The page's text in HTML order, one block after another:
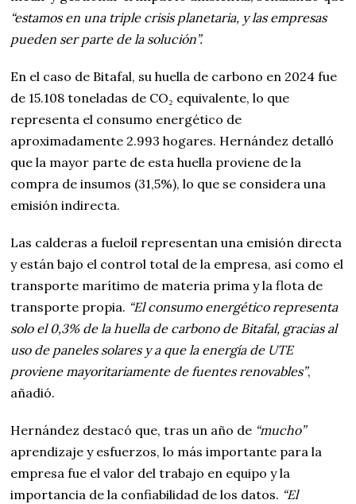
“estamos en una triple crisis planetaria, y las empresas
pueden ser parte de la solución”.
En el caso de Bitafal, su huella de carbono en 2024 fue
de 15.108 toneladas de CO₂ equivalente, lo que
representa el consumo energético de
aproximadamente 2.993 hogares. Hernández detalló
que la mayor parte de esta huella proviene de la
compra de insumos (31,5%), lo que se considera una
emisión indirecta.
Las calderas a fueloil representan una emisión directa
y están bajo el control total de la empresa, así como el
transporte marítimo de materia prima y la flota de
transporte propia. “El consumo energético representa
solo el 0,3% de la huella de carbono de Bitafal, gracias al
uso de paneles solares y a que la energía de UTE
proviene mayoritariamente de fuentes renovables”,
añadió.
Hernández destacó que, tras un año de “mucho”
aprendizaje y esfuerzos, lo más importante para la
empresa fue el valor del trabajo en equipo y la
importancia de la confiabilidad de los datos. “El